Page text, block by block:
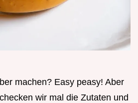
machen? Easy peasy! Aber
wir mal die Zutaten und